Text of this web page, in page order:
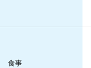
食事